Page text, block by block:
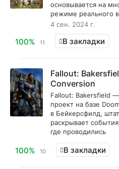
основывается на
режиме реального
4 сен. 2024 г.
100% 11 В закладки
Fallout:
Conversion
Fallout: Bakersfield
проект на базе
в Бейкерсфилд,
раскрывает
где проводились
100% 10 В закладки